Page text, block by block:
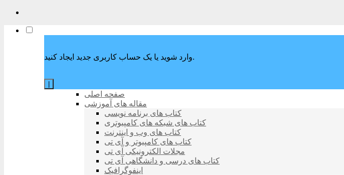
وارد شوید یا یک حساب کاربری جدید ایجاد کنید.
صفحه اصلی
مقاله های آموزشی
کتاب های برنامه نویسی
کتاب های شبکه های کامپیوتری
کتاب های وب و اینترنت
کتاب های کامپیوتر و آی تی
مجلات الکترونیکی آی تی
کتاب های درسی و دانشگاهی آی تی
اینفوگرافیک